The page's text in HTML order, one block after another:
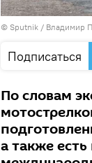
© Sputnik / Владимир
Подписаться
По словам
а также